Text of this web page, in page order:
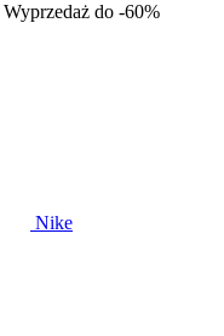
Wyprzedaż do -60%
Nike